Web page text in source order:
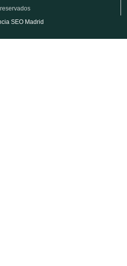
reservados
SEO Madrid